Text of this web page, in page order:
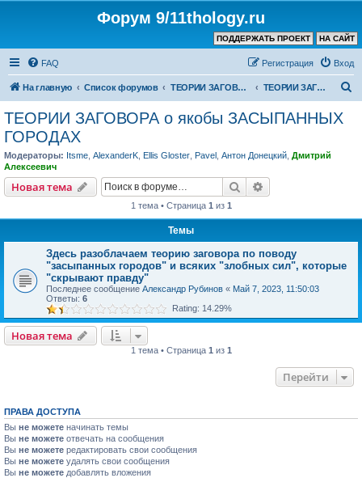
Форум 9/11thology.ru
НА САЙТ
ПОДДЕРЖАТЬ ПРОЕКТ
FAQ Вход
Регистрация
На главную Список форумов ТЕОРИИ ЗАГОВОРА (не связанные с 9/11) ТЕОРИИ ЗАГОВОРА о якобы ЗАСЫПАННЫХ ГОРОДАХ
ТЕОРИИ ЗАГОВОРА о якобы ЗАСЫПАННЫХ
ГОРОДАХ
Модераторы: Itsme AlexanderK Ellis Gloster Pavel Антон Донецкий Дмитрий
Алексеевич
Новая тема Поиск
1 тема • Страница 1 из 1
Темы
Здесь разоблачаем теорию заговора по поводу
"засыпанных городов" и всяких "злобных сил", которые
"скрывают правду"
Последнее сообщение Александр Рубинов « Май 7, 2023, 11:50:03
Ответы: 6
Rating: 14.29%
Новая тема
1 тема • Страница 1 из 1
Перейти
ПРАВА ДОСТУПА
Вы не можете начинать темы
Вы не можете отвечать на сообщения
Вы не можете редактировать свои сообщения
Вы не можете удалять свои сообщения
Вы не можете добавлять вложения